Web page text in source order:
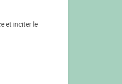
et inciter le